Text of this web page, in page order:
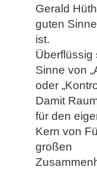
Gerald
guten
ist.
Überflüssig
Sinne von
oder
Damit
für den
Kern von
großen